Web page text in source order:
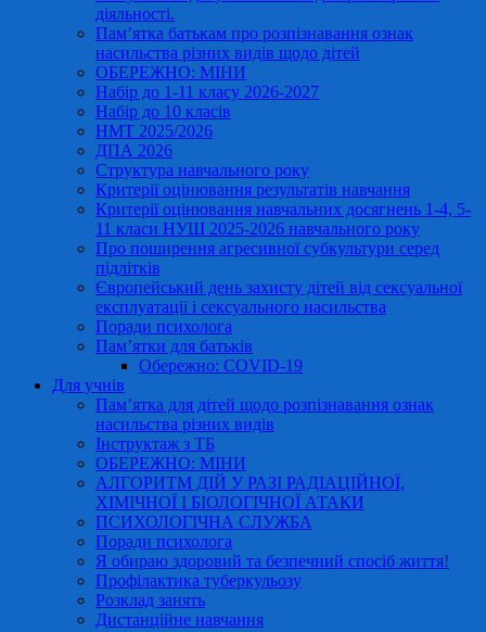
діяльності.
Пам’ятка батькам про розпізнавання ознак
насильства різних видів щодо дітей
ОБЕРЕЖНО: МІНИ
Набір до 1-11 класу 2026-2027
Набір до 10 класів
НМТ 2025/2026
ДПА 2026
Структура навчального року
Критерії оцінювання результатів навчання
Критерії оцінювання навчальних досягнень 1-4, 5-
11 класи НУШ 2025-2026 навчального року
Про поширення агресивної субкультури серед
підлітків
Європейський день захисту дітей від сексуальної
експлуатації і сексуального насильства
Поради психолога
Пам’ятки для батьків
Обережно: COVID-19
Для учнів
Пам’ятка для дітей щодо розпізнавання ознак
насильства різних видів
Інструктаж з ТБ
ОБЕРЕЖНО: МІНИ
АЛГОРИТМ ДІЙ У РАЗІ РАДІАЦІЙНОЇ,
ХІМІЧНОЇ І БІОЛОГІЧНОЇ АТАКИ
ПСИХОЛОГІЧНА СЛУЖБА
Поради психолога
Я обираю здоровий та безпечний спосіб життя!
Профілактика туберкульозу
Розклад занять
Дистанційне навчання